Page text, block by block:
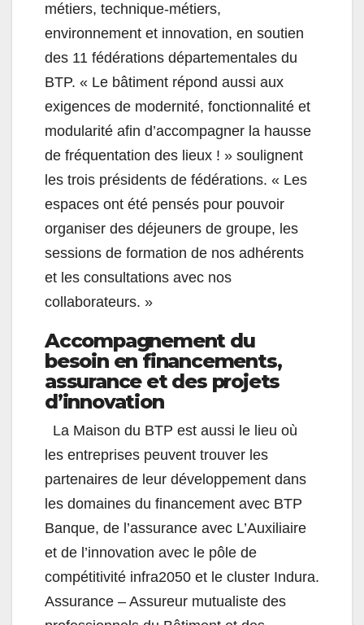
métiers, technique-métiers,
environnement et innovation, en soutien
des 11 fédérations départementales du
BTP. « Le bâtiment répond aussi aux
exigences de modernité, fonctionnalité et
modularité afin d’accompagner la hausse
de fréquentation des lieux ! » soulignent
les trois présidents de fédérations. « Les
espaces ont été pensés pour pouvoir
organiser des déjeuners de groupe, les
sessions de formation de nos adhérents
et les consultations avec nos
collaborateurs. »
Accompagnement du
besoin en financements,
assurance et des projets
d’innovation
La Maison du BTP est aussi le lieu où
les entreprises peuvent trouver les
partenaires de leur développement dans
les domaines du financement avec BTP
Banque, de l’assurance avec L’Auxiliaire
et de l’innovation avec le pôle de
compétitivité infra2050 et le cluster Indura.
Assurance – Assureur mutualiste des